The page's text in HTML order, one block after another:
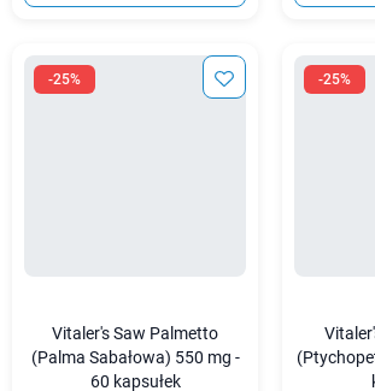
-25%
Vitaler's Saw Palmetto
(Palma Sabałowa) 550 mg -
60 kapsułek
-25%